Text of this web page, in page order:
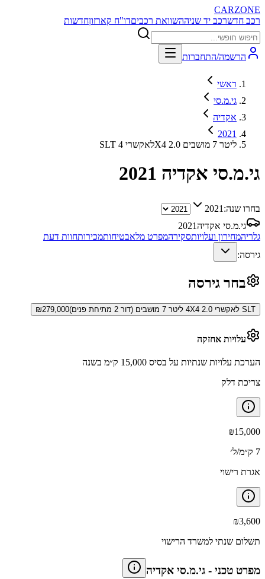
CARZONE
רכב חדשרכב יד שניההשוואת רכביםדו"ח קארזוןחדשות
הרשמה/התחברות
ראשי
גי.מ.סי
אקדיה
2021
SLT לאקשרי 4X4 2.0 ליטר 7 מושבים
גי.מ.סי אקדיה 2021
בחרו שנה: 2021
גי.מ.סי אקדיה2021
גלריהמחירון ועלויותסקירהמפרט מלאבטיחותמכירותחוות דעת
גירסה:
בחר גירסה
SLT לאקשרי 4X4 2.0 ליטר 7 מושבים (דור 2 מתיחת פנים) ₪279,000
עלויות אחזקה
הערכת עלויות שנתיות על בסיס 15,000 ק״מ בשנה
צריכת דלק
₪15,000
7 ק״מ/ל׳
אגרת רישוי
₪3,600
תשלום שנתי למשרד הרישוי
מפרט טכני - גי.מ.סי אקדיה